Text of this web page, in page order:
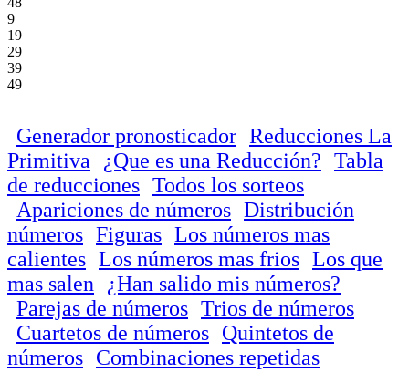
9
19
29
39
49
Generador pronosticador Reducciones La
Primitiva
¿Que es una Reducción? Tabla
de reducciones Todos los sorteos
Apariciones de números Distribución
números Figuras Los números mas
calientes Los números mas frios Los que
mas salen
¿Han salido mis números?
Parejas de números Trios de números
Cuartetos de números Quintetos de
números Combinaciones repetidas